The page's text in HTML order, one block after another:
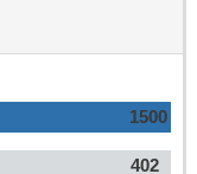
1500
402